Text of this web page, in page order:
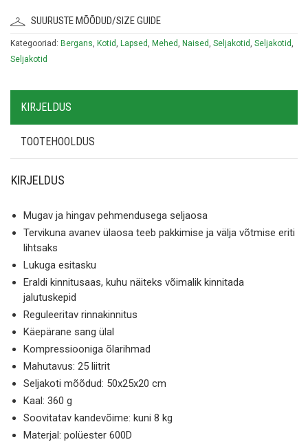
SUURUSTE MÕÕDUD/SIZE GUIDE
Kategooriad: Bergans, Kotid, Lapsed, Mehed, Naised, Seljakotid, Seljakotid,
Seljakotid
KIRJELDUS
TOOTEHOOLDUS
KIRJELDUS
Mugav ja hingav pehmendusega seljaosa
Tervikuna avanev ülaosa teeb pakkimise ja välja võtmise eriti
lihtsaks
Lukuga esitasku
Eraldi kinnitusaas, kuhu näiteks võimalik kinnitada
jalutuskepid
Reguleeritav rinnakinnitus
Käepärane sang ülal
Kompressiooniga õlarihmad
Mahutavus: 25 liitrit
Seljakoti mõõdud: 50x25x20 cm
Kaal: 360 g
Soovitatav kandevõime: kuni 8 kg
Materjal: polüester 600D